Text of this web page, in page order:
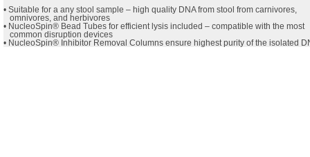
• Suitable for a any stool sample – high quality DNA from stool from carnivores,
   omnivores, and herbivores
• NucleoSpin® Bead Tubes for efficient lysis included – compatible with the most
   common disruption devices
• NucleoSpin® Inhibitor Removal Columns ensure highest purity of the isolated